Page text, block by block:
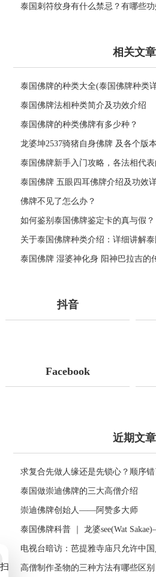
泰国刺符纹身有什么禁忌？有哪些功
相关文章
泰国佛牌的种类大全(泰国佛牌种类
泰国佛牌法相种类简介及功效介绍
泰国佛牌的种类佛牌有多少种？
龙婆坤2537骑猪自身佛牌 及各个版
泰国佛牌新手入门攻略，各法相代表
泰国佛牌 五眼四耳佛牌介绍及功效
佛牌不见了怎么办？
如何鉴别泰国佛牌鉴定卡的真与假？
关于泰国佛牌种类介绍：详细讲解泰
泰国佛牌 湿婆神化身 阳神巴拉吉的
抖音
Facebook
近期文章
求复合先做人缘还是先锁心？顺序
泰国做崇迪佛牌的三大高僧介绍
崇迪佛牌创始人——阿赞多大师
泰国佛牌科普 ｜ 龙婆see(Wat
电视台暗访：芭提雅寺庙只允许中
倍！
高僧制作圣物的三种方法有哪些区别
扫